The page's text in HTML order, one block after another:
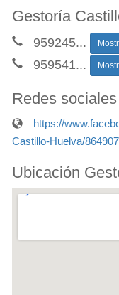
Gestoría
959245...
959541...
Redes
https://
Castillo-Huelva/
Ubicación